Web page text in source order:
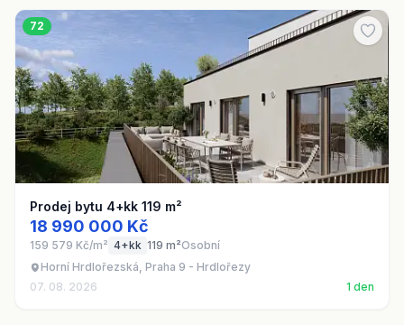
72
Prodej bytu 4+kk 119 m²
18 990 000 Kč
159 579 Kč/m² 4+kk 119 m²Osobní
Horní Hrdlořezská, Praha 9 - Hrdlořezy
07. 08. 2026
1 den